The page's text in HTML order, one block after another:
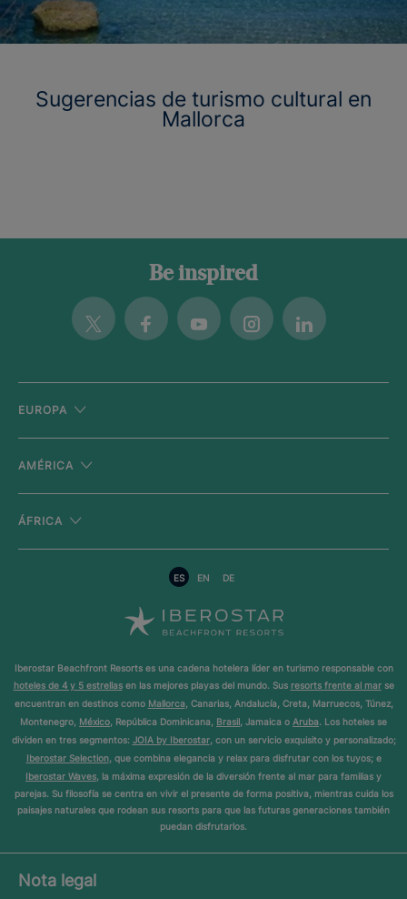
Sugerencias de turismo cultural en
Mallorca
Be inspired
Twitter FacebookYoutubeInstagramLinkedin
EUROPA
AMÉRICA
ÁFRICA
ES EN DE
Iberostar Beachfront Resorts es una cadena hotelera líder en turismo responsable con
hoteles de 4 y 5 estrellasen las mejores playas del mundo. Sus resorts frente al marse
encuentran en destinos como Mallorca, Canarias, Andalucía, Creta, Marruecos, Túnez,
Montenegro, México, República Dominicana, Brasil, Jamaica o Aruba. Los hoteles se
dividen en tres segmentos: JOIA by Iberostar, con un servicio exquisito y personalizado;
Iberostar Selection, que combina elegancia y relax para disfrutar con los tuyos; e
Iberostar Waves, la máxima expresión de la diversión frente al mar para familias y
parejas. Su filosofía se centra en vivir el presente de forma positiva, mientras cuida los
paisajes naturales que rodean sus resorts para que las futuras generaciones también
puedan disfrutarlos.
Nota legal